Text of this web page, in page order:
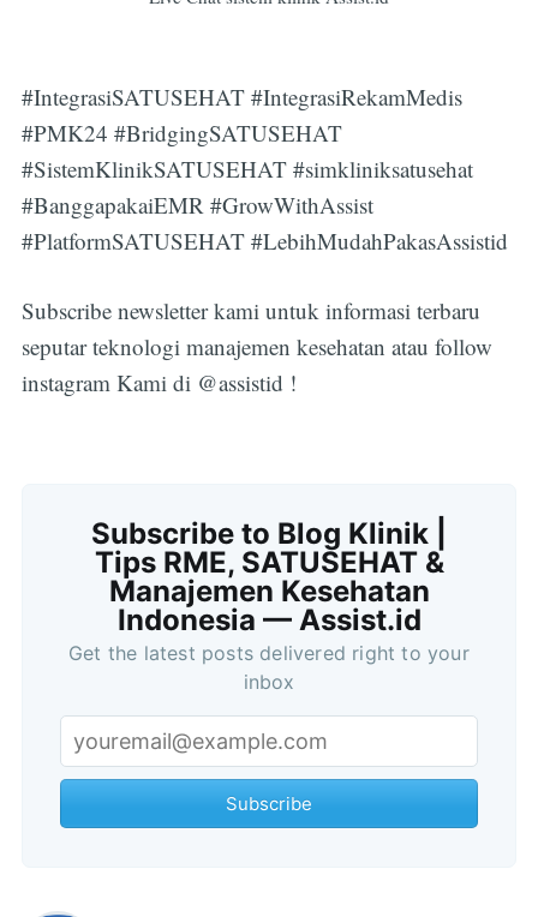
#IntegrasiSATUSEHAT #IntegrasiRekamMedis
#PMK24 #BridgingSATUSEHAT
#SistemKlinikSATUSEHAT #simkliniksatusehat
#BanggapakaiEMR #GrowWithAssist
#PlatformSATUSEHAT #LebihMudahPakasAssistid
Subscribe newsletter kami untuk informasi terbaru
seputar teknologi manajemen kesehatan atau follow
instagram Kami di @assistid !
Subscribe to Blog Klinik |
Tips RME, SATUSEHAT &
Manajemen Kesehatan
Indonesia — Assist.id
Get the latest posts delivered right to your
inbox
Subscribe